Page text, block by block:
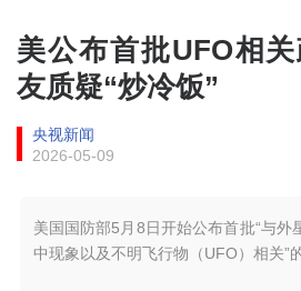
美公布首批UFO相
友质疑“炒冷饭”
央视新闻
2026-05-09
美国国防部5月8日开始公布首批“与外
中现象以及不明飞行物（UFO）相关”